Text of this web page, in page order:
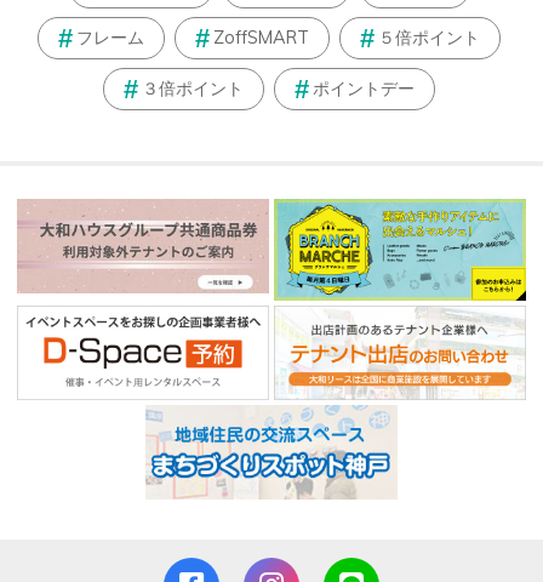
フレーム ZoffSMART ５倍ポイント
３倍ポイント ポイントデー